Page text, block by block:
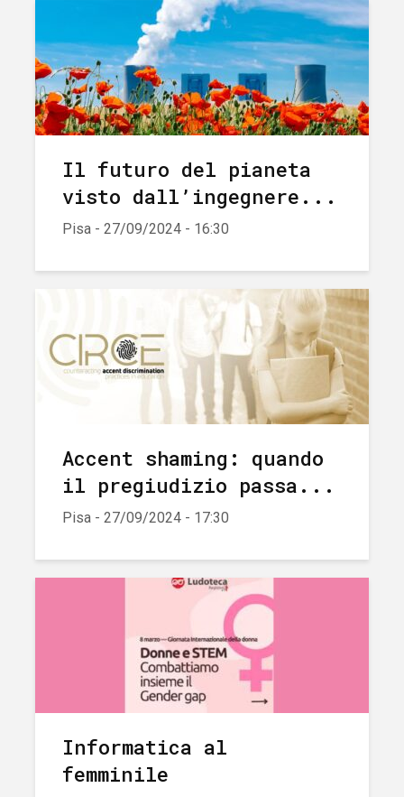
Il futuro del pianeta
visto dall’ingegnere...
Pisa - 27/09/2024 - 16:30
Accent shaming: quando
il pregiudizio passa...
Pisa - 27/09/2024 - 17:30
Informatica al
femminile